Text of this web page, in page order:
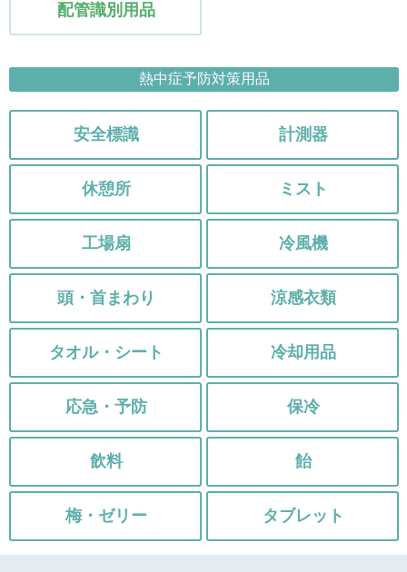
配管識別用品
熱中症予防対策用品
安全標識 計測器
休憩所 ミスト
工場扇 冷風機
頭・首まわり 涼感衣類
タオル・シート 冷却用品
応急・予防 保冷
飲料 飴
梅・ゼリー タブレット